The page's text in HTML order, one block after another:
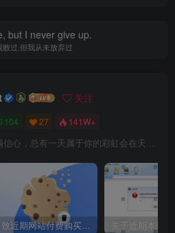
决报错就可以了，⽐较简单。
的部分，就删掉吧，这是
般是下载不下来的，若你⽤⽹
but I never give up.
败过,但我从未放弃过
关注
104 27 141W+
致近期网站付费购买资源及会员用户后，网页显示依然没有购买解决方法！